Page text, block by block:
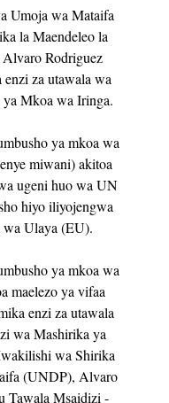
Umoja wa Mataifa
la Maendeleo la
Rodriguez
za utawala wa
Mkoa wa Iringa.
ya mkoa wa
miwani) akitoa
ugeni huo wa UN
hiyo iliyojengwa
Ulaya (EU).
ya mkoa wa
maelezo ya vifaa
enzi za utawala
wa Mashirika ya
wa Shirika
(UNDP), Alvaro
Tawala Msaidizi -